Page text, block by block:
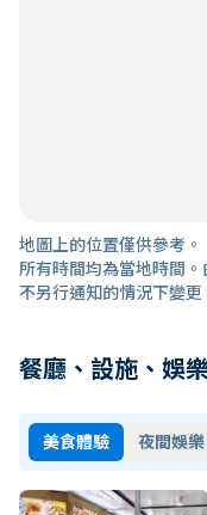
地圖上的位置僅供參考。
所有時間均為當地時間
不另行通知的情況下變更
餐廳、設施、娛
美食體驗 夜間娛樂